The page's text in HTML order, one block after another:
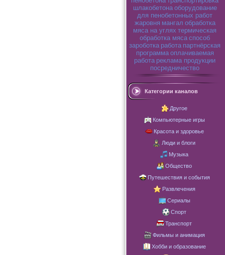
шлакобетона оборудование
для пенобетонных работ
жаровня мангал обработка
мяса на углях термическая
обработка мяса способ
зароботка работа партнёрская
программа оплачиваемая
работа реклама продукции
посредничество
Категории каналов
Другое
Компьютерные игры
Красота и здоровье
Люди и блоги
Музыка
Общество
Путешествия и события
Развлечения
Сериалы
Спорт
Транспорт
Фильмы и анимация
Хобби и образование